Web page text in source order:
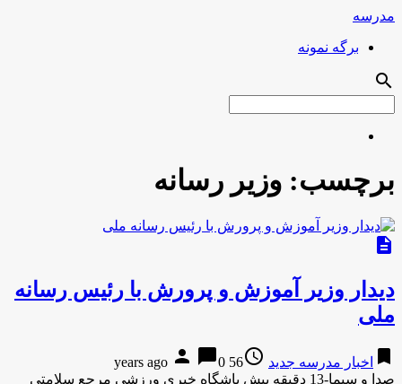
مدرسه
برگه نمونه
search
برچسب: وزیر رسانه
description
دیدار وزیر آموزش و پرورش با رئیس رسانه
ملی
bookmark اخبار مدرسه جدید access_time
56 years ago
person chat_bubble0
صدا و سیما-13 دقیقه پیش باشگاه خبری ورزشی مرجع سلامتی